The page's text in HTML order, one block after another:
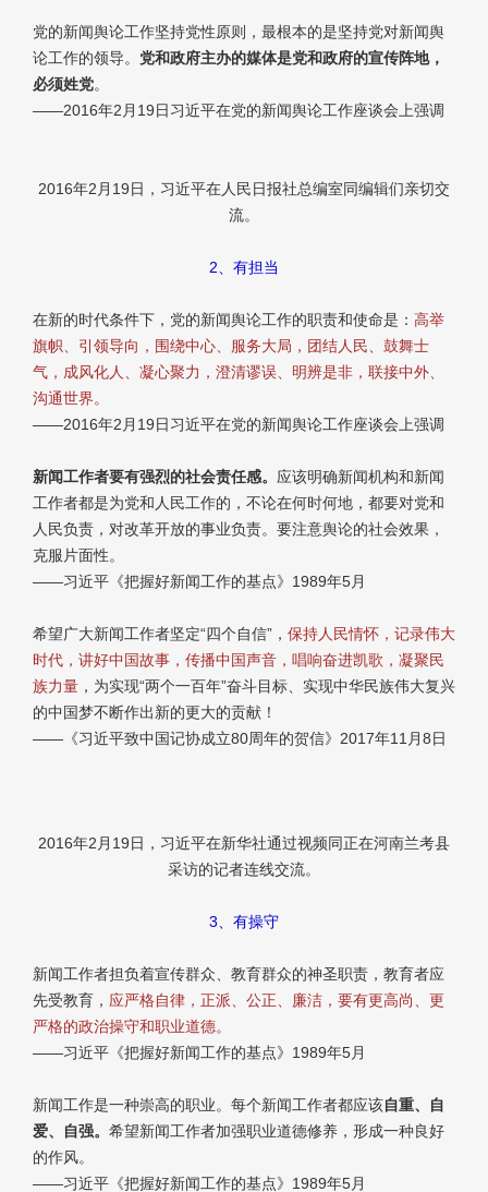
党的新闻舆论工作坚持党性原则，最根本的是坚持党对新闻舆
论工作的领导。 党和政府主办的媒体是党和政府的宣传阵地，
必须姓党。
——2016年2月19日习近平在党的新闻舆论工作座谈会上强调
2016年2月19日，习近平在人民日报社总编室同编辑们亲切交
流。
2、有担当
在新的时代条件下，党的新闻舆论工作的职责和使命是： 高举
旗帜、引领导向，围绕中心、服务大局，团结人民、鼓舞士
气，成风化人、凝心聚力，澄清谬误、明辨是非，联接中外、
沟通世界。
——2016年2月19日习近平在党的新闻舆论工作座谈会上强调
新闻工作者要有强烈的社会责任感。 应该明确新闻机构和新闻
工作者都是为党和人民工作的，不论在何时何地，都要对党和
人民负责，对改革开放的事业负责。要注意舆论的社会效果，
克服片面性。
——习近平《把握好新闻工作的基点》1989年5月
希望广大新闻工作者坚定“四个自信”， 保持人民情怀，记录伟大
时代，讲好中国故事，传播中国声音，唱响奋进凯歌，凝聚民
族力量 ，为实现“两个一百年”奋斗目标、实现中华民族伟大复兴
的中国梦不断作出新的更大的贡献！
——《习近平致中国记协成立80周年的贺信》2017年11月8日
2016年2月19日，习近平在新华社通过视频同正在河南兰考县
采访的记者连线交流。
3、有操守
新闻工作者担负着宣传群众、教育群众的神圣职责，教育者应
先受教育， 应严格自律，正派、公正、廉洁，要有更高尚、更
严格的政治操守和职业道德。
——习近平《把握好新闻工作的基点》1989年5月
新闻工作是一种崇高的职业。每个新闻工作者都应该自重、自
爱、自强。 希望新闻工作者加强职业道德修养，形成一种良好
的作风。
——习近平《把握好新闻工作的基点》1989年5月